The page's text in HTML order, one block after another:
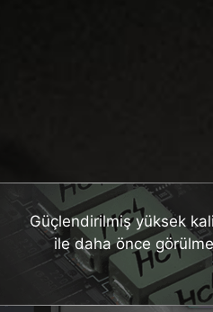
Güçlendirilmiş yüksek
ile daha önce